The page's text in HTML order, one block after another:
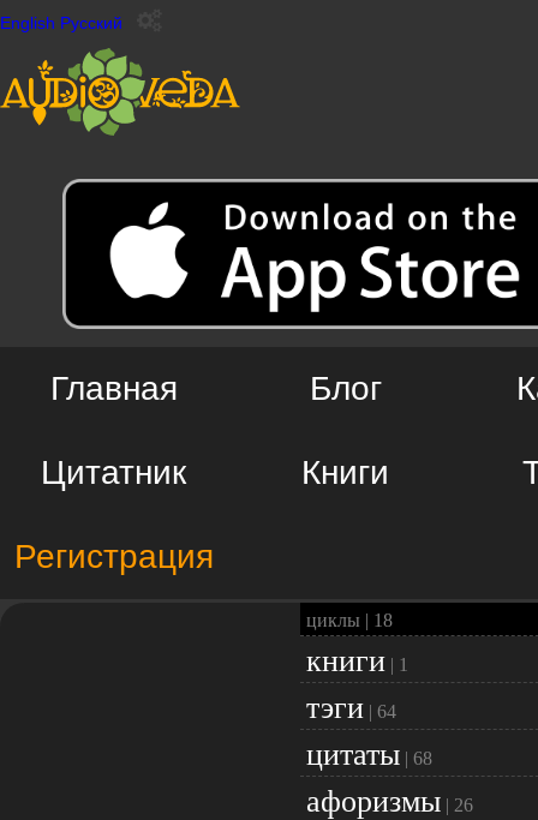
English Русский
Главная Блог
Цитатник Книги
Регистрация
циклы | 18
книги | 1
тэги | 64
цитаты | 68
афоризмы | 26